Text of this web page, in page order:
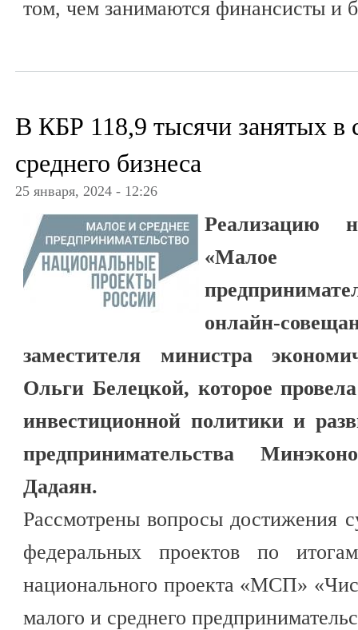
том, чем занимаются финансисты и
В КБР 118,9 тысячи занятых в
среднего бизнеса
25 января, 2024 - 12:26
Реализацию
онлайн-
заместителя министра
Ольги Белецкой, которое
инвестиционной политики и
предпринимательства
Дадаян.
Рассмотрены вопросы достижения
федеральных проектов по
национального проекта «МСП»
малого и среднего